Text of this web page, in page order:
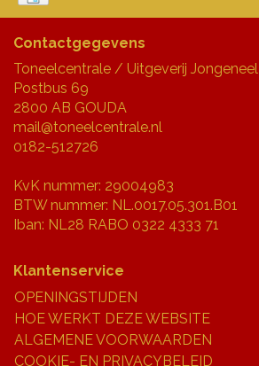
Contactgegevens
Toneelcentrale / Uitgeverij Jongeneel
Postbus 69
2800 AB GOUDA
mail@toneelcentrale.nl
0182-512726
KvK nummer: 29004983
BTW nummer: NL.0017.05.301.B01
Iban: NL28 RABO 0322 4333 71
Klantenservice
OPENINGSTIJDEN
HOE WERKT DEZE WEBSITE
ALGEMENE VOORWAARDEN
COOKIE- EN PRIVACYBELEID